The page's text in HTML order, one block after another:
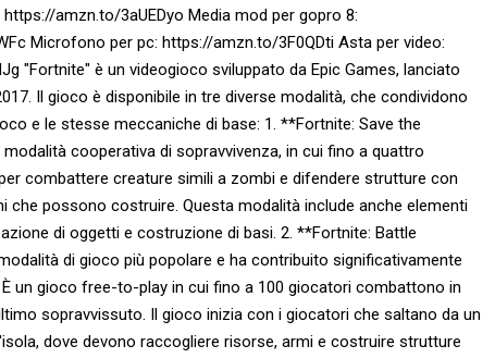
amzn.to/3aUEDyo Media mod per gopro 8:
Microfono per pc: https://amzn.to/3F0QDti Asta per video:
"Fortnite" è un videogioco sviluppato da Epic Games, lanciato
Il gioco è disponibile in tre diverse modalità, che condividono
e le stesse meccaniche di base: 1. **Fortnite: Save the
cooperativa di sopravvivenza, in cui fino a quattro
combattere creature simili a zombi e difendere strutture con
che possono costruire. Questa modalità include anche elementi
di oggetti e costruzione di basi. 2. **Fortnite: Battle
di gioco più popolare e ha contribuito significativamente
un gioco free-to-play in cui fino a 100 giocatori combattono in
sopravvissuto. Il gioco inizia con i giocatori che saltano da un
dove devono raccogliere risorse, armi e costruire strutture